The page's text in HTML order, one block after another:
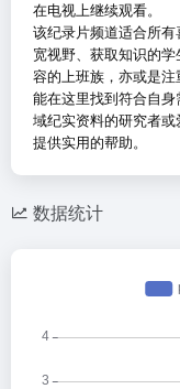
在电视上继续观看。
该纪录片频道适合所
宽视野、获取知识的
容的上班族，亦或是
能在这里找到符合自
域纪实资料的研究者
提供实用的帮助。
数据统计